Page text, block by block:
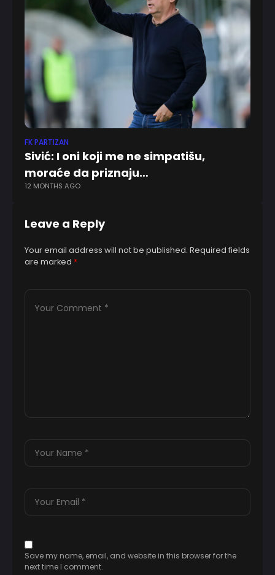
FK PARTIZAN
Sivić: I oni koji me ne simpatišu,
moraće da priznaju…
12 MONTHS AGO
Leave a Reply
Your email address will not be published. Required fields
are marked *
Save my name, email, and website in this browser for the
next time I comment.